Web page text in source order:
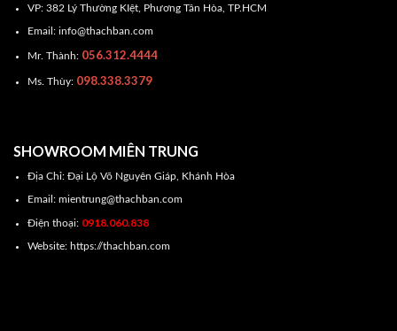
VP: 382 Lý Thường KIệt, Phương Tân Hòa, TP.HCM
Email: info@thachban.com
Mr. Thành:056.312.4444
Ms. Thùy: 098.338.3379
SHOWROOM MIÊN TRUNG
Địa Chỉ: Đại Lộ Võ Nguyên Giáp, Khánh Hòa
Email: mientrung@thachban.com
Điện thoại: 0918.060.838
Website: https://thachban.com